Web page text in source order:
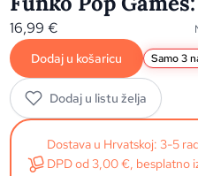
16,99€
Dodaj u košaricu Samo 3
Dodaj u listu želja
Dostava u Hrvatskoj: 3-5
DPD od 3,00 €, besplatno